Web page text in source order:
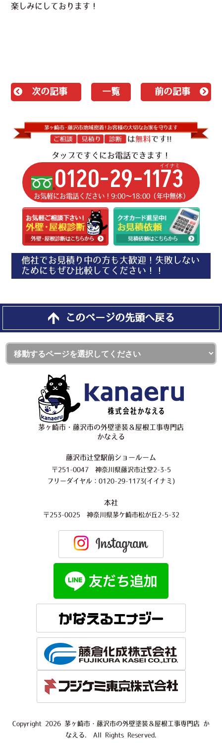
楽しみにしております！
次の記事 一覧 前の記事
タップですぐにお電話できます！
0120-29-1173
イイナミ
お気軽にお電話ください！9:00〜18:00（年中無休）
他社でお見積り中の方も大歓迎！失敗しない
ためにもぜひ比較してください！！
このページの先頭へ戻る
茅ヶ崎市・藤沢市の外壁塗装＆屋根工事専門店
かなえる
藤沢市辻堂駅前ショールーム
〒251-0047 神奈川県藤沢市辻堂2-3-5
フリーダイヤル：0120-29-1173(イイナミ)
本社
〒253-0025 神奈川県茅ケ崎市松が丘2-5-32
Copyright 2026 茅ヶ崎市・藤沢市の外壁塗装＆屋根工事専門店 か
なえる. All Rights Reserved.